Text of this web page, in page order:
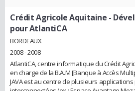
Crédit Agricole Aquitaine -
pour AtlantiCA
BORDEAUX
2008 - 2008
AtlantiCA, centre informatique du Crédit
en charge de la B.A.M [Banque à Accès
JAVA est au centre de plusieurs